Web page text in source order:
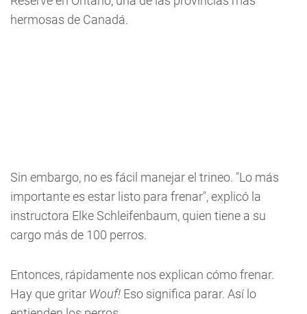
hermosas de Canadá.
Sin embargo, no es fácil manejar el trineo. "Lo más
importante es estar listo para frenar", explicó la
instructora Elke Schleifenbaum, quien tiene a su
cargo más de 100 perros.
Entonces, rápidamente nos explican cómo frenar.
Hay que gritar Wouf! Eso significa parar. Así lo